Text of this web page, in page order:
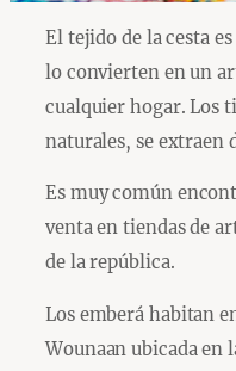
El tejido de la cesta
lo convierten en un
cualquier hogar. Los
naturales, se extraen
Es muy común
venta en tiendas de
de la república.
Los emberá habitan
Wounaan ubicada en